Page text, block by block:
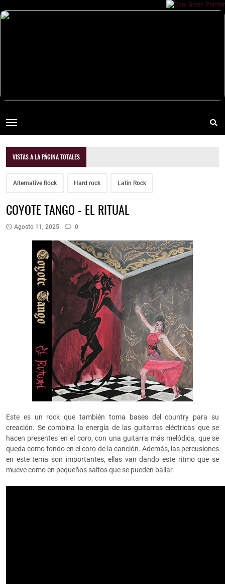
VISTAS A LA PÁGINA TOTALES
Alternative Rock Hard rock Latin Rock
COYOTE TANGO - EL RITUAL
Agosto 11, 2025 0
Este es un rock que también toma bases del country para su
creación. Se combina la energía de las guitarras eléctricas que se
hacen presentes en el coro, con una guitarra más melódica, que se
queda como fondo en el coro de la canción. Además, las percusiones
en este tema son importantes, ellas van dando este ritmo que se
mueve como en pequeños saltos que se pueden bailar.